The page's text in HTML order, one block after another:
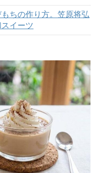
ちの作り方。笠原将弘
イーツ